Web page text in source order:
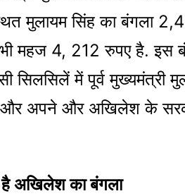
मुलायम सिंह का बंगला
भी महज 4, 212 रुपए है.
सिलसिलें में पूर्व मुख्यमंत्री
अपने और अखिलेश के
है अखिलेश का बंगला